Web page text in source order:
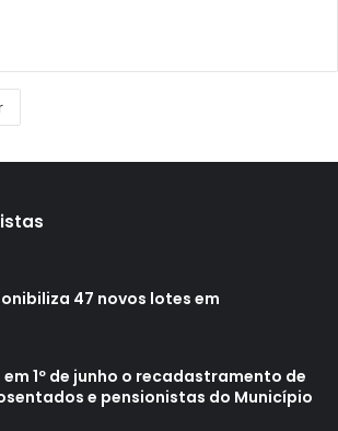
47 novos lotes em
1º de junho o recadastramento de
e pensionistas do Município